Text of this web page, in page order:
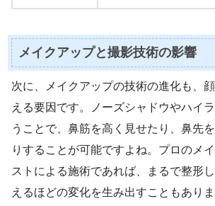
メイクアップと撮影技術の影響
次に、メイクアップの技術の進化も、
える要因です。ノーズシャドウやハイ
うことで、鼻筋を高く見せたり、鼻先
りすることが可能ですよね。プロのメ
ストによる施術であれば、まるで整形
えるほどの変化を生み出すこともあり